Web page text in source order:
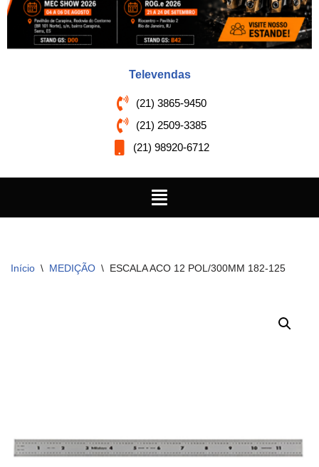
Televendas
(21) 3865-9450
(21) 2509-3385
(21) 98920-6712
Início \ MEDIÇÃO \ ESCALA ACO 12 POL/300MM 182-125